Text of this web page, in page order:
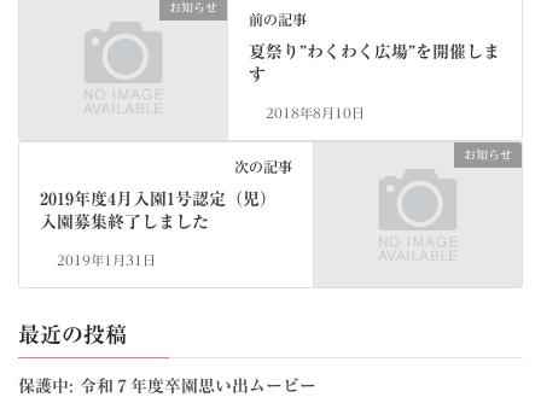
お知らせ
前の記事
夏祭り”わくわく広場”を開催しま
す
2018年8月10日
お知らせ
次の記事
2019年度4月入園1号認定（児）
入園募集終了しました
2019年1月31日
最近の投稿
保護中: 令和７年度卒園思い出ムービー